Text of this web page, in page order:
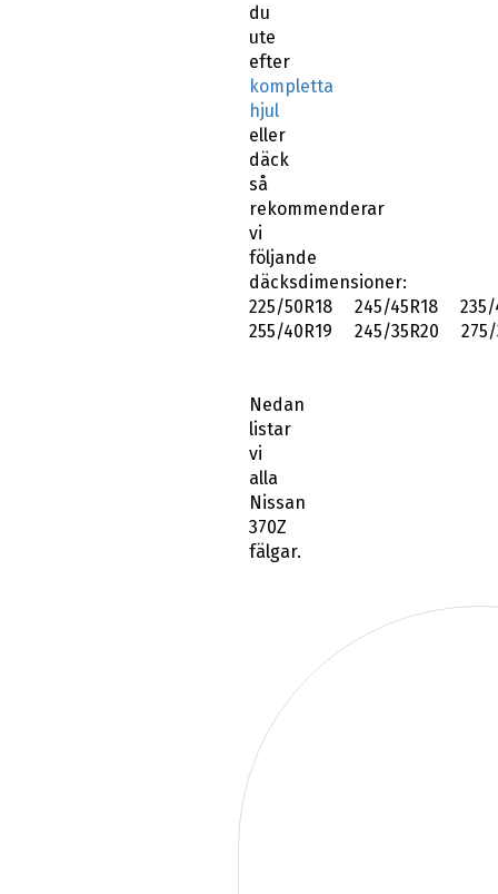
du
ute
efter
kompletta
hjul
eller
däck
så
rekommenderar
vi
följande
däcksdimensioner:
225/50R18 245/45R18 235/
255/40R19 245/35R20 275/
Nedan
listar
vi
alla
Nissan
370Z
fälgar.